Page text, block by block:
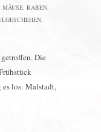
MÄUSE, RABEN,
,
Die
es los: Malstadt,